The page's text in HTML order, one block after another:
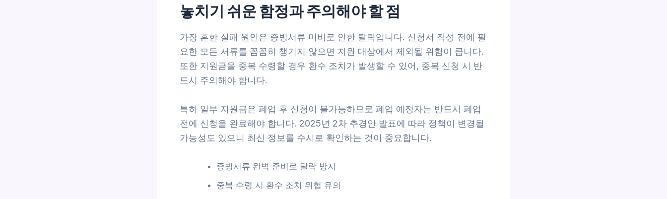
놓치기 쉬운 함정과 주의해야 할 점
가장 흔한 실패 원인은 증빙서류 미비로 인한 탈락입니다. 신청서 작성 전에 필
요한 모든 서류를 꼼꼼히 챙기지 않으면 지원 대상에서 제외될 위험이 큽니다.
또한 지원금을 중복 수령할 경우 환수 조치가 발생할 수 있어, 중복 신청 시 반
드시 주의해야 합니다.
특히 일부 지원금은 폐업 후 신청이 불가능하므로 폐업 예정자는 반드시 폐업
전에 신청을 완료해야 합니다. 2025년 2차 추경안 발표에 따라 정책이 변경될
가능성도 있으니 최신 정보를 수시로 확인하는 것이 중요합니다.
증빙서류 완벽 준비로 탈락 방지
중복 수령 시 환수 조치 위험 유의